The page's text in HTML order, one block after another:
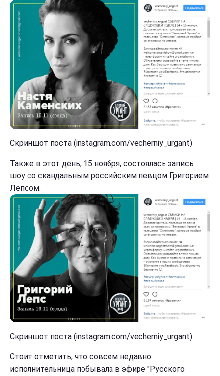
Скриншот поста (instagram.com/vecherniy_urgant)
Также в этот день, 15 ноября, состоялась запись
шоу со скандальным российским певцом Григорием
Лепсом.
Скриншот поста (instagram.com/vecherniy_urgant)
Стоит отметить, что совсем недавно
исполнительница побывала в эфире "Русского